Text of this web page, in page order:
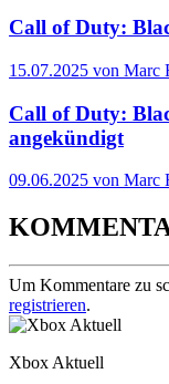
Call of Duty:
15.07.2025 von Marc
Call of Duty:
angekündigt
09.06.2025 von Marc
Um Kommentare zu
registrieren.
Xbox Aktuell